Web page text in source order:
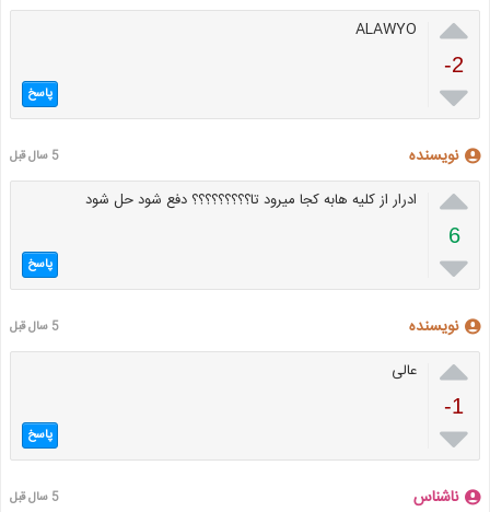

-2

ALAWYO
پاسخ
نویسنده 5 سال قبل

6

ادرار از کلیه هابه کجا میرود تا؟؟؟؟؟؟؟؟؟ دفع شود حل شود
پاسخ
نویسنده 5 سال قبل

-1

عالی
پاسخ
ناشناس 5 سال قبل